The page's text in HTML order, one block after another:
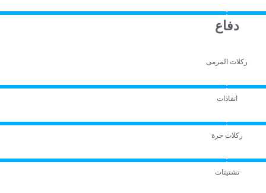
دفاع
ركلات المرمى
انقاذات
ركلات حرة
تشتيتات